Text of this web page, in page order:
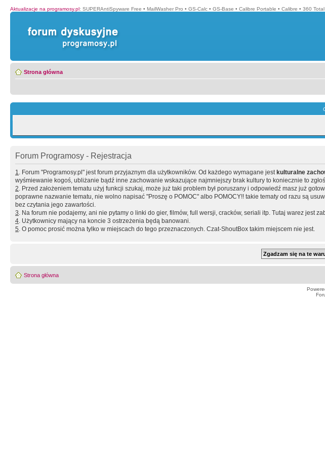
Aktualizacje na programosy.pl: SUPERAntiSpyware Free • MailWasher Pro • GS-Calc • GS-Base • Calibre Portable • Calibre • 360
Strona główna
Forum Programosy - Rejestracja
1. Forum "Programosy.pl" jest forum przyjaznym dla użytkowników. Od każdego wymagane jest kulturalne
wyśmiewanie kogoś, ubliżanie bądź inne zachowanie wskazujące najmniejszy brak kultury to koniecznie to
2. Przed założeniem tematu użyj funkcji szukaj, może już taki problem był poruszany i odpowiedź masz już
poprawne nazwanie tematu, nie wolno napisać "Proszę o POMOC" albo POMOCY!! takie tematy od razu są
bez czytania jego zawartości.
3. Na forum nie podajemy, ani nie pytamy o linki do gier, filmów, full wersji, cracków, seriali itp. Tutaj warez jest
4. Użytkownicy mający na koncie 3 ostrzeżenia będą banowani.
5. O pomoc prosić można tylko w miejscach do tego przeznaczonych. Czat-ShoutBox takim miejscem nie jest.
Strona główna